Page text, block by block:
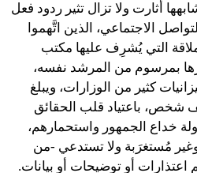
أثارت ولا تزال تثير ردود فعل
الاجتماعي، الذين اتَّهموا
التي يُشرِف عليها مكتب
بمرسوم من المرشد نفسه،
كثير من الوزارات، ويبلغ
العاملين فيها نحو ٥٠ ألف شخص، باعتياد قلب الحقائق
خداع الجمهور واستحمارهم،
مُستغرَبة ولا تستدعي -من
أو توضيحات أو بيانات.